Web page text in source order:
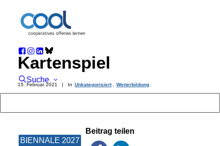
Suche
BIENNALE 2027
Kartenspiel
15. Februar 2021 | In Unkategorisiert Weiterbildung
Beitrag teilen